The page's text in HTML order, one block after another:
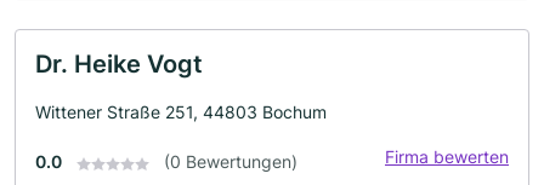
Dr. Heike Vogt
Wittener Straße 251, 44803 Bochum
0.0 (0 Bewertungen) Firma bewerten